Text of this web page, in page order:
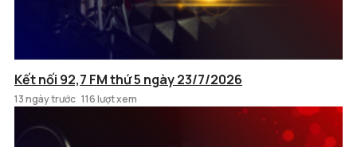
Kết nối 92,7 FM thứ 5 ngày 23/7/2026
13 ngày trước 116 lượt xem